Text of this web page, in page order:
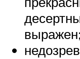
выражен;